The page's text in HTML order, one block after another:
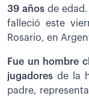
39 añosde
falleció este
Rosario, en
Fue un hombre
jugadores de la
padre,